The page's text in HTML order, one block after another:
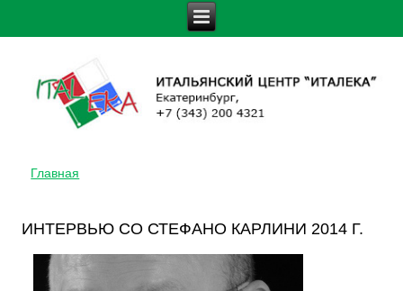
ВЫ ЗДЕСЬ
Главная
ИНТЕРВЬЮ СО СТЕФАНО КАРЛИНИ 2014 Г.